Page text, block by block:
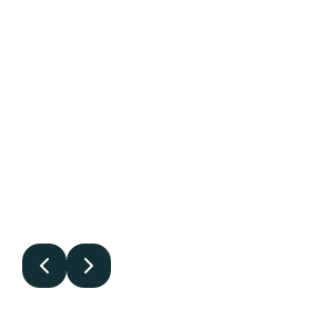
Edellinen
Seuraava